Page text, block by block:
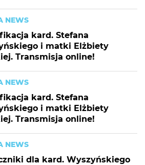
NEWS
kard. Stefana
i matki Elżbiety
Transmisja online!
NEWS
kard. Stefana
i matki Elżbiety
Transmisja online!
NEWS
dla kard. Wyszyńskiego